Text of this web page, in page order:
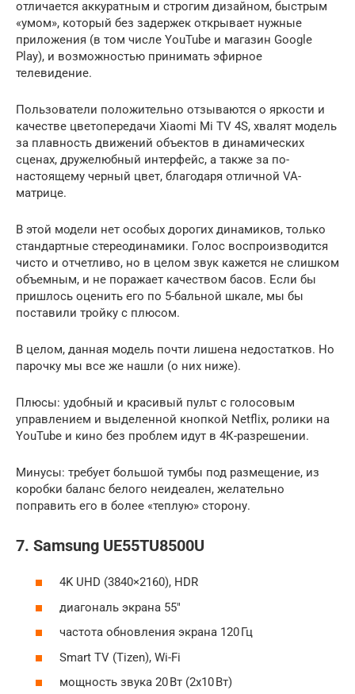
отличается аккуратным и строгим дизайном, быстрым
«умом», который без задержек открывает нужные
приложения (в том числе YouTube и магазин Google
Play), и возможностью принимать эфирное
телевидение.
Пользователи положительно отзываются о яркости и
качестве цветопередачи Xiaomi Mi TV 4S, хвалят модель
за плавность движений объектов в динамических
сценах, дружелюбный интерфейс, а также за по-
настоящему черный цвет, благодаря отличной VA-
матрице.
В этой модели нет особых дорогих динамиков, только
стандартные стереодинамики. Голос воспроизводится
чисто и отчетливо, но в целом звук кажется не слишком
объемным, и не поражает качеством басов. Если бы
пришлось оценить его по 5-бальной шкале, мы бы
поставили тройку с плюсом.
В целом, данная модель почти лишена недостатков. Но
парочку мы все же нашли (о них ниже).
Плюсы: удобный и красивый пульт с голосовым
управлением и выделенной кнопкой Netflix, ролики на
YouTube и кино без проблем идут в 4К-разрешении.
Минусы: требует большой тумбы под размещение, из
коробки баланс белого неидеален, желательно
поправить его в более «теплую» сторону.
7. Samsung UE55TU8500U
4K UHD (3840×2160), HDR
диагональ экрана 55″
частота обновления экрана 120 Гц
Smart TV (Tizen), Wi-Fi
мощность звука 20 Вт (2х10 Вт)